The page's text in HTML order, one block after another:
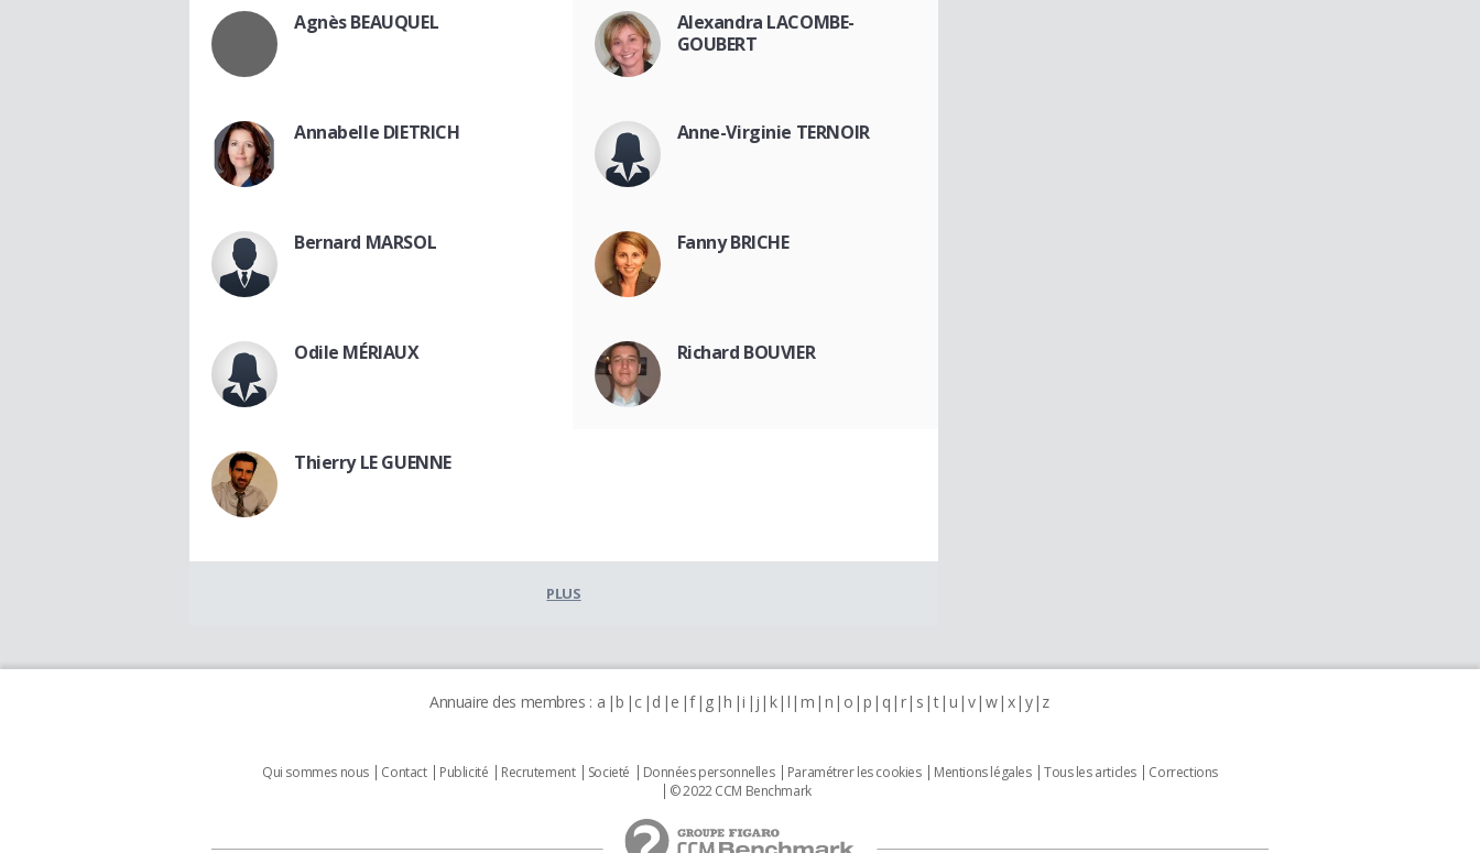
Agnès BEAUQUEL
Alexandra LACOMBE-
GOUBERT
Annabelle DIETRICH Anne-Virginie TERNOIR
Bernard MARSOL Fanny BRICHE
Odile MÉRIAUX Richard BOUVIER
Thierry LE GUENNE
PLUS
Annuaire des membres : a b c d e f g h i j k l m n o p q r s t u v w x y z
Qui sommes nous Contact Publicité Recrutement Societé Données personnelles Paramétrer les cookies Mentions légales Tous les articles
Corrections
© 2022 CCM Benchmark